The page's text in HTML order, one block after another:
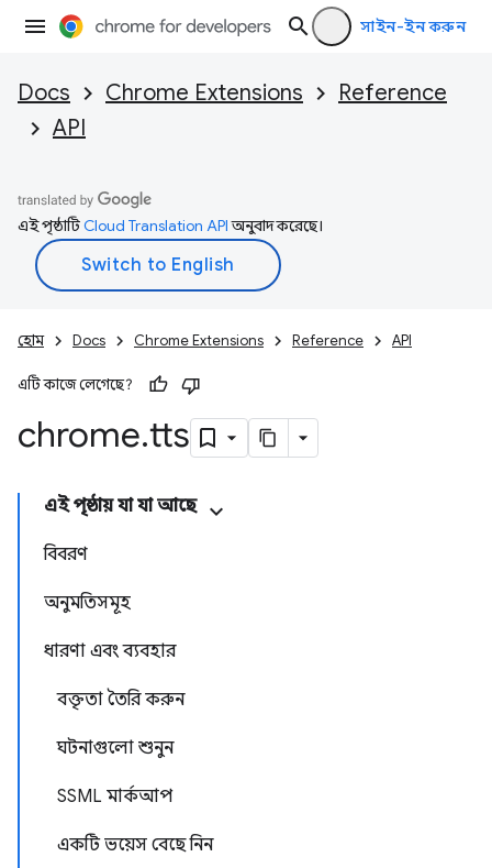
সাইন-ইন করুন
Docs Chrome Extensions
Reference
API
এই পৃষ্ঠাটিCloud Translation APIঅনুবাদ করেছে।
হোম Docs Chrome Extensions Reference API
এটি কাজে লেগেছে?
chrome.tts
এই পৃষ্ঠায় যা যা আছে
বিবরণ
অনুমতিসমূহ
ধারণা এবং ব্যবহার
বক্তৃতা তৈরি করুন
ঘটনাগুলো শুনুন
SSML মার্কআপ
একটি ভয়েস বেছে নিন